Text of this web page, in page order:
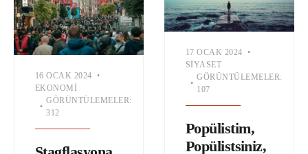
17 OCAK 2024 •
SIYASET
•
GÖRÜNTÜLEMELER:
107
Popülistim,
Popülistsiniz,
16 OCAK 2024 •
EKONOMI
•
GÖRÜNTÜLEMELER:
312